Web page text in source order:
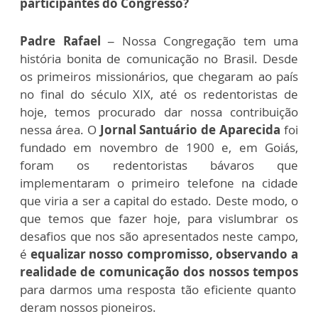
participantes do Congresso?
Padre Rafael – Nossa Congregação tem uma
história bonita de comunicação no Brasil. Desde
os primeiros missionários, que chegaram ao país
no final do século XIX, até os redentoristas de
hoje, temos procurado dar nossa contribuição
nessa área. O Jornal Santuário de Aparecida foi
fundado em novembro de 1900 e, em Goiás,
foram os redentoristas bávaros que
implementaram o primeiro telefone na cidade
que viria a ser a capital do estado. Deste modo, o
que temos que fazer hoje, para vislumbrar os
desafios que nos são apresentados neste campo,
é equalizar nosso compromisso, observando a
realidade de comunicação dos nossos tempos
para darmos uma resposta tão eficiente quanto
deram nossos pioneiros.